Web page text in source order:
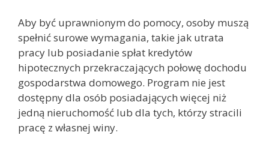
Aby być uprawnionym do pomocy, osoby muszą
spełnić surowe wymagania, takie jak utrata
pracy lub posiadanie spłat kredytów
hipotecznych przekraczających połowę dochodu
gospodarstwa domowego. Program nie jest
dostępny dla osób posiadających więcej niż
jedną nieruchomość lub dla tych, którzy stracili
pracę z własnej winy.